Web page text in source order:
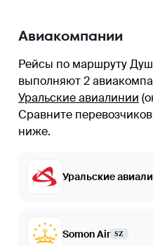
Авиакомпании
Рейсы по маршруту
выполняют 2
Уральские авиалинии
Сравните
ниже.
Уральские
Somon Air SZ